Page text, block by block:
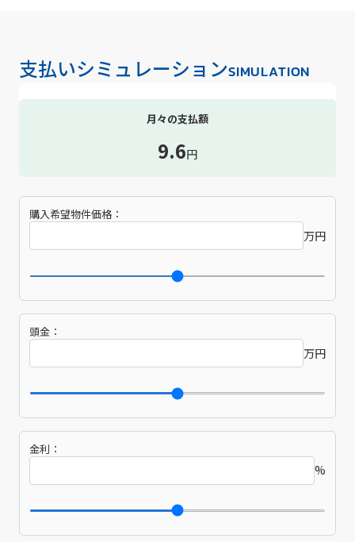
支払いシミュレーションSIMULATION
月々の支払額
9.6円
購入希望物件価格：
万円
頭金：
万円
金利：
%